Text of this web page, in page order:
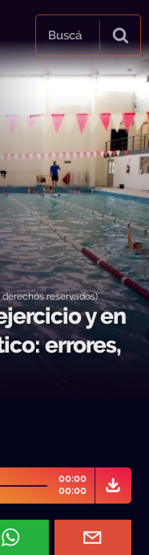
Buscá
reservados)
y en
errores,
00:00
00:00